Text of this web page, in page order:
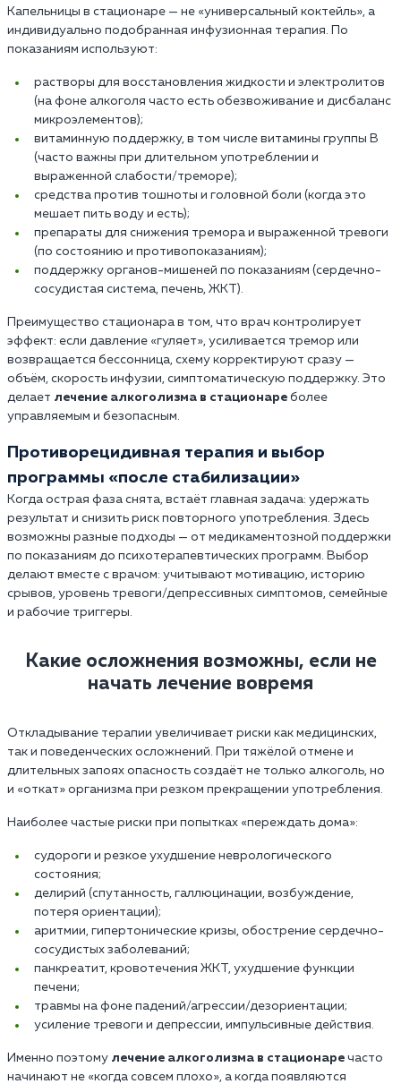
Капельницы в стационаре — не «универсальный коктейль», а
индивидуально подобранная инфузионная терапия. По
показаниям используют:
растворы для восстановления жидкости и электролитов
(на фоне алкоголя часто есть обезвоживание и дисбаланс
микроэлементов);
витаминную поддержку, в том числе витамины группы B
(часто важны при длительном употреблении и
выраженной слабости/треморе);
средства против тошноты и головной боли (когда это
мешает пить воду и есть);
препараты для снижения тремора и выраженной тревоги
(по состоянию и противопоказаниям);
поддержку органов-мишеней по показаниям (сердечно-
сосудистая система, печень, ЖКТ).
Преимущество стационара в том, что врач контролирует
эффект: если давление «гуляет», усиливается тремор или
возвращается бессонница, схему корректируют сразу —
объём, скорость инфузии, симптоматическую поддержку. Это
делает лечение алкоголизма в стационаре более
управляемым и безопасным.
Противорецидивная терапия и выбор
программы «после стабилизации»
Когда острая фаза снята, встаёт главная задача: удержать
результат и снизить риск повторного употребления. Здесь
возможны разные подходы — от медикаментозной поддержки
по показаниям до психотерапевтических программ. Выбор
делают вместе с врачом: учитывают мотивацию, историю
срывов, уровень тревоги/депрессивных симптомов, семейные
и рабочие триггеры.
Какие осложнения возможны, если не
начать лечение вовремя
Откладывание терапии увеличивает риски как медицинских,
так и поведенческих осложнений. При тяжёлой отмене и
длительных запоях опасность создаёт не только алкоголь, но
и «откат» организма при резком прекращении употребления.
Наиболее частые риски при попытках «переждать дома»:
судороги и резкое ухудшение неврологического
состояния;
делирий (спутанность, галлюцинации, возбуждение,
потеря ориентации);
аритмии, гипертонические кризы, обострение сердечно-
сосудистых заболеваний;
панкреатит, кровотечения ЖКТ, ухудшение функции
печени;
травмы на фоне падений/агрессии/дезориентации;
усиление тревоги и депрессии, импульсивные действия.
Именно поэтому лечение алкоголизма в стационаре часто
начинают не «когда совсем плохо», а когда появляются